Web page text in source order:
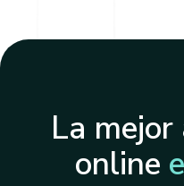
La
online